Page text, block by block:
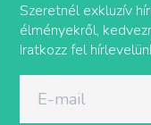
Szeretnél exkluzív
élményekről,
Iratkozz fel